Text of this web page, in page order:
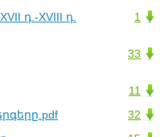
1
դ.-XVIII դ.
33
11
32